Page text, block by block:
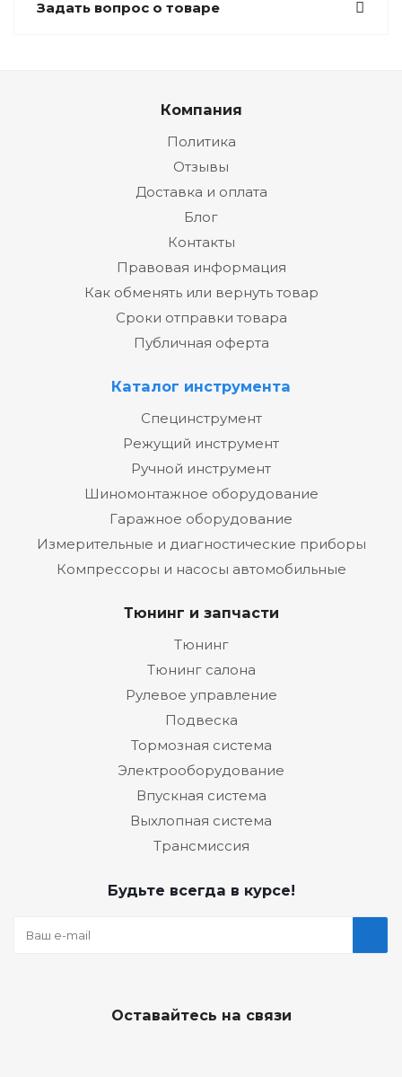
Задать вопрос о товаре
Компания
Политика
Отзывы
Доставка и оплата
Блог
Контакты
Правовая информация
Как обменять или вернуть товар
Сроки отправки товара
Публичная оферта
Каталог инструмента
Специнструмент
Режущий инструмент
Ручной инструмент
Шиномонтажное оборудование
Гаражное оборудование
Измерительные и диагностические приборы
Компрессоры и насосы автомобильные
Тюнинг и запчасти
Тюнинг
Тюнинг салона
Рулевое управление
Подвеска
Тормозная система
Электрооборудование
Впускная система
Выхлопная система
Трансмиссия
Будьте всегда в курсе!
Оставайтесь на связи